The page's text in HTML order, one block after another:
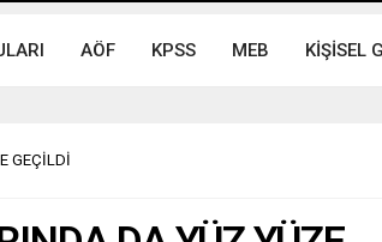
AÖF KPSS MEB KİŞİSEL
GEÇİLDİ